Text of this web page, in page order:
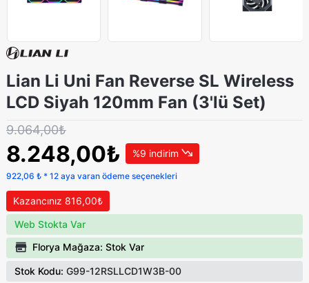
Lian Li Uni Fan Reverse SL Wireless
LCD Siyah 120mm Fan (3'lü Set)
9.064,00₺
8.248,00₺ %9 indirim
922,06 ₺ * 12 aya varan ödeme seçenekleri
Kazancınız 816,00₺
Web Stokta Var
Florya Mağaza: Stok Var
Stok Kodu: G99-12RSLLCD1W3B-00